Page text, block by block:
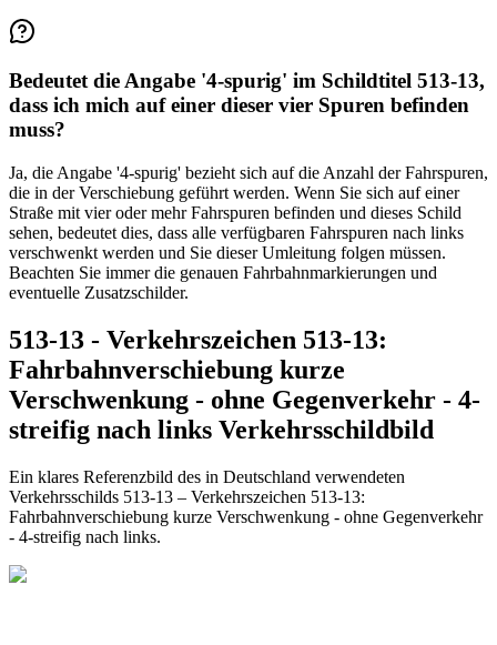
Bedeutet die Angabe '4-spurig' im Schildtitel 513-13,
dass ich mich auf einer dieser vier Spuren befinden
muss?
Ja, die Angabe '4-spurig' bezieht sich auf die Anzahl der Fahrspuren,
die in der Verschiebung geführt werden. Wenn Sie sich auf einer
Straße mit vier oder mehr Fahrspuren befinden und dieses Schild
sehen, bedeutet dies, dass alle verfügbaren Fahrspuren nach links
verschwenkt werden und Sie dieser Umleitung folgen müssen.
Beachten Sie immer die genauen Fahrbahnmarkierungen und
eventuelle Zusatzschilder.
513-13 - Verkehrszeichen 513-13:
Fahrbahnverschiebung kurze
Verschwenkung - ohne Gegenverkehr - 4-
streifig nach links Verkehrsschildbild
Ein klares Referenzbild des in Deutschland verwendeten
Verkehrsschilds 513-13 – Verkehrszeichen 513-13:
Fahrbahnverschiebung kurze Verschwenkung - ohne Gegenverkehr
- 4-streifig nach links.